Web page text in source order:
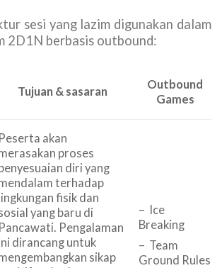
sesi yang lazim digunakan dalam
2D1N berbasis outbound:
Tujuan & sasaran
Outbound
Games
Peserta akan
proses
diri yang
terhadap
lingkungan fisik dan
yang baru di
Pancawati. Pengalaman
dirancang untuk
sikap
– Ice
Breaking
– Team
Ground Rules